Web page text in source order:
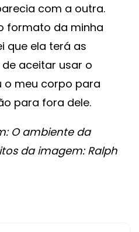
com a outra.
formato da minha
que ela terá as
aceitar usar o
o meu corpo para
para fora dele.
O ambiente da
da imagem: Ralph